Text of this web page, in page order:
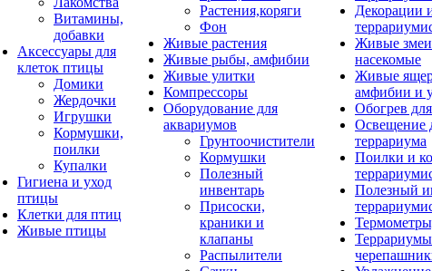
Витамины,
добавки
Аксессуары для
клеток птицы
Домики
Жердочки
Игрушки
Кормушки,
поилки
Купалки
Гигиена и уход
птицы
Клетки для птиц
Живые птицы
Растения,коряги
Фон
Живые растения
Живые рыбы, амфибии
Живые улитки
Компрессоры
Оборудование для
аквариумов
Грунтоочистители
Кормушки
Полезный
инвентарь
Присоски,
краники и
клапаны
Распылители
Декорации
Живые
насекомые
Живые
амфибии и
Обогрев
Освещение
террариума
Поилки и
Полезный